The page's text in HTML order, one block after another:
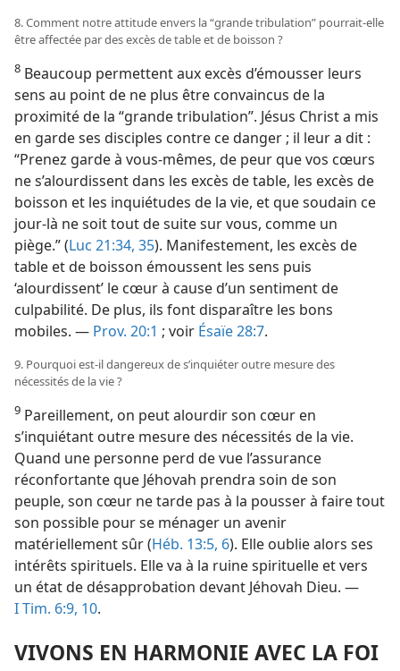
8. Comment notre attitude envers la “grande tribulation” pourrait-​elle
être affectée par des excès de table et de boisson ?
8 Beaucoup permettent aux excès d’émousser leurs
sens au point de ne plus être convaincus de la
proximité de la “grande tribulation”. Jésus Christ a mis
en garde ses disciples contre ce danger ; il leur a dit :
“Prenez garde à vous-​mêmes, de peur que vos cœurs
ne s’alourdissent dans les excès de table, les excès de
boisson et les inquiétudes de la vie, et que soudain ce
jour-​là ne soit tout de suite sur vous, comme un
piège.” (Luc 21:34, 35). Manifestement, les excès de
table et de boisson émoussent les sens puis
‘alourdissent’ le cœur à cause d’un sentiment de
culpabilité. De plus, ils font disparaître les bons
mobiles. — Prov. 20:1 ; voir Ésaïe 28:7.
9. Pourquoi est-​il dangereux de s’inquiéter outre mesure des
nécessités de la vie ?
9 Pareillement, on peut alourdir son cœur en
s’inquiétant outre mesure des nécessités de la vie.
Quand une personne perd de vue l’assurance
réconfortante que Jéhovah prendra soin de son
peuple, son cœur ne tarde pas à la pousser à faire tout
son possible pour se ménager un avenir
matériellement sûr (Héb. 13:5, 6). Elle oublie alors ses
intérêts spirituels. Elle va à la ruine spirituelle et vers
un état de désapprobation devant Jéhovah Dieu. —
I Tim. 6:9, 10.
VIVONS EN HARMONIE AVEC LA FOI